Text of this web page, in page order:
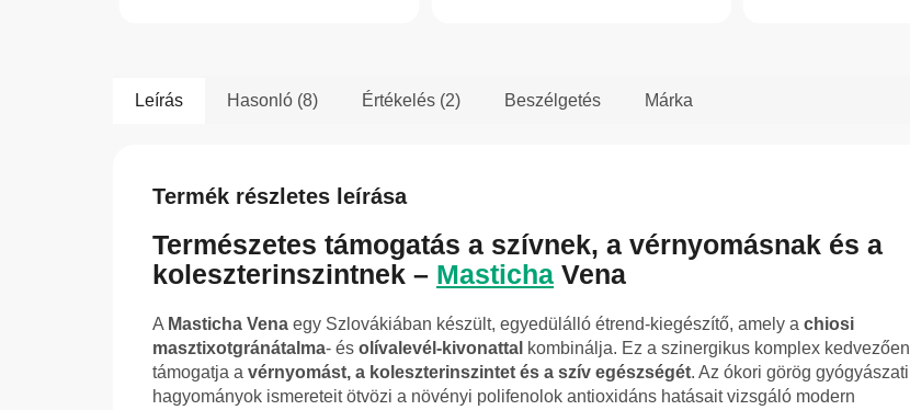
Leírás Hasonló (8) Értékelés (2) Beszélgetés Márka
Termék részletes leírása
Természetes támogatás a szívnek, a vérnyomásnak és a
koleszterinszintnek – Masticha Vena
A Masticha Vena egy Szlovákiában készült, egyedülálló étrend-kiegészítő, amely a chiosi
masztixotgránátalma- és olívalevél-kivonattal kombinálja. Ez a szinergikus komplex kedvezően
támogatja a vérnyomást, a koleszterinszintet és a szív egészségét. Az ókori görög gyógyászati
hagyományok ismereteit ötvözi a növényi polifenolok antioxidáns hatásait vizsgáló modern